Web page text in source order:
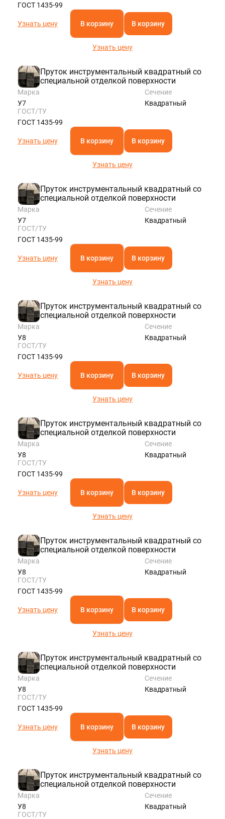
ГОСТ 1435-99
Узнать цену В корзину В корзину
Узнать цену
Пруток инструментальный квадратный со
специальной отделкой поверхности
Марка
У7
Сечение
Квадратный
ГОСТ/ТУ
ГОСТ 1435-99
Узнать цену В корзину В корзину
Узнать цену
Пруток инструментальный квадратный со
специальной отделкой поверхности
Марка
У7
Сечение
Квадратный
ГОСТ/ТУ
ГОСТ 1435-99
Узнать цену В корзину В корзину
Узнать цену
Пруток инструментальный квадратный со
специальной отделкой поверхности
Марка
У8
Сечение
Квадратный
ГОСТ/ТУ
ГОСТ 1435-99
Узнать цену В корзину В корзину
Узнать цену
Пруток инструментальный квадратный со
специальной отделкой поверхности
Марка
У8
Сечение
Квадратный
ГОСТ/ТУ
ГОСТ 1435-99
Узнать цену В корзину В корзину
Узнать цену
Пруток инструментальный квадратный со
специальной отделкой поверхности
Марка
У8
Сечение
Квадратный
ГОСТ/ТУ
ГОСТ 1435-99
Узнать цену В корзину В корзину
Узнать цену
Пруток инструментальный квадратный со
специальной отделкой поверхности
Марка
У8
Сечение
Квадратный
ГОСТ/ТУ
ГОСТ 1435-99
Узнать цену В корзину В корзину
Узнать цену
Пруток инструментальный квадратный со
специальной отделкой поверхности
Марка
У8
Сечение
Квадратный
ГОСТ/ТУ